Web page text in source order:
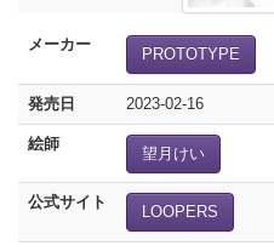
メーカー
PROTOTYPE
発売日 2023-02-16
絵師
望月けい
公式サイト
LOOPERS